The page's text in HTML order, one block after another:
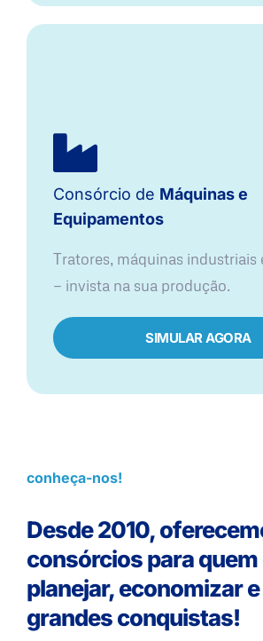
Consórcio de Máquinas e
Equipamentos
Tratores, máquinas industriais
— invista na sua produção.
SIMULAR AGORA
conheça-nos!
Desde 2010,
consórcios para quem
planejar, economizar
grandes conquistas!